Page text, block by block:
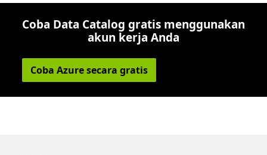
Coba Data Catalog gratis menggunakan
akun kerja Anda
Coba Azure secara gratis